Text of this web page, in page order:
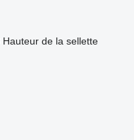
Hauteur de la sellette